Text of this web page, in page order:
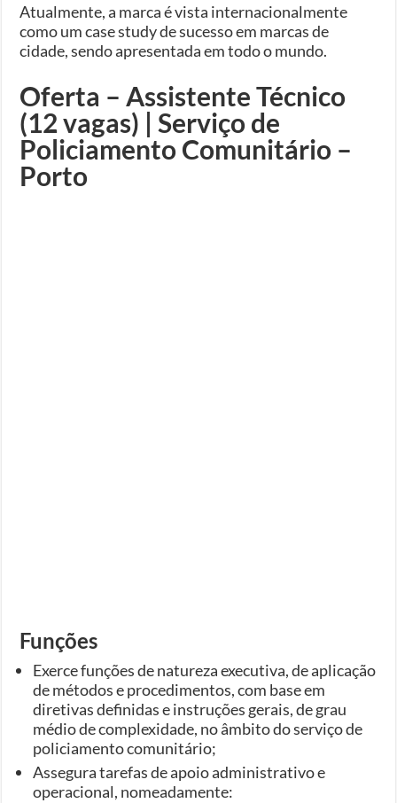
Atualmente, a marca é vista internacionalmente
como um case study de sucesso em marcas de
cidade, sendo apresentada em todo o mundo.
Oferta – Assistente Técnico
(12 vagas) | Serviço de
Policiamento Comunitário –
Porto
Funções
Exerce funções de natureza executiva, de aplicação
de métodos e procedimentos, com base em
diretivas definidas e instruções gerais, de grau
médio de complexidade, no âmbito do serviço de
policiamento comunitário;
Assegura tarefas de apoio administrativo e
operacional, nomeadamente: